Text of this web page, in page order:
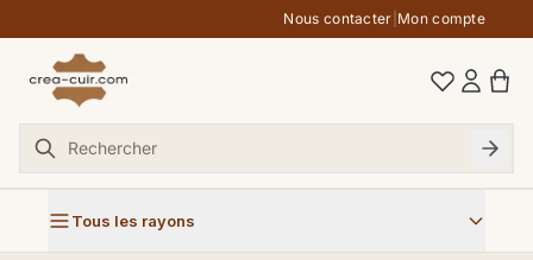
Nous contacter Mon compte
Tous les rayons